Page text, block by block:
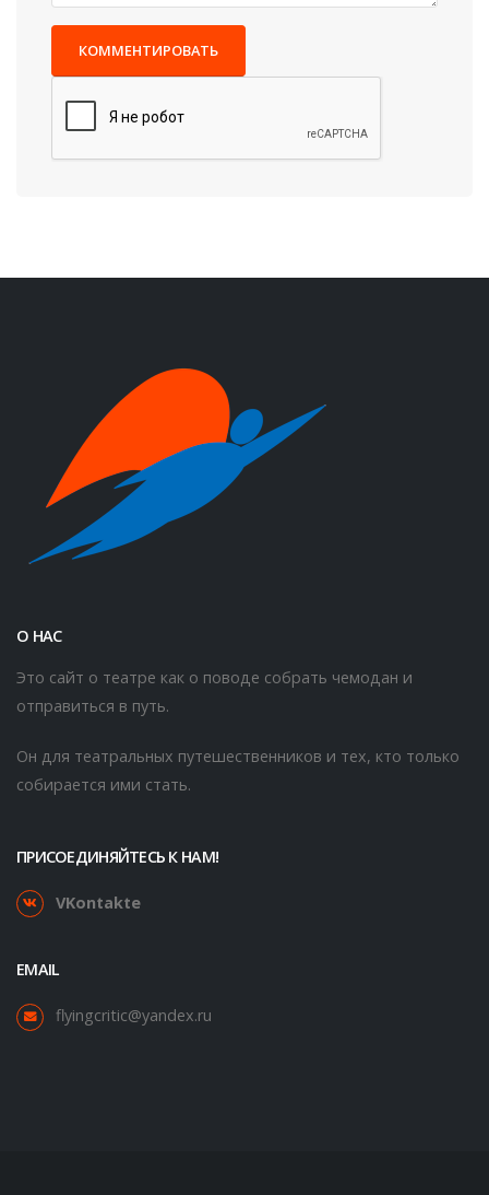
КОММЕНТИРОВАТЬ
О НАС
Это сайт о театре как о поводе собрать чемодан и
отправиться в путь.
Он для театральных путешественников и тех, кто только
собирается ими стать.
ПРИСОЕДИНЯЙТЕСЬ К НАМ!
VKontakte
EMAIL
flyingcritic@yandex.ru